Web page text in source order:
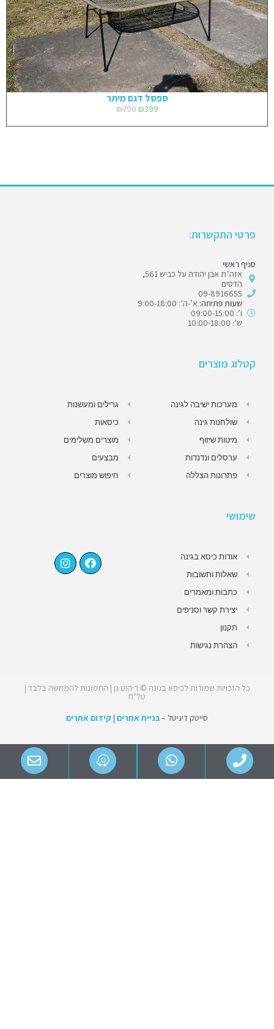
ספסל דגם מיתר
₪790 ₪399
פרטי התקשרות:
סניף ראשי
אזה״ת אבן יהודה על כביש 561,
הדסים
09-8916655
שעות פתיחה: א’-ה’: 9:00-18:00
ו’: 09:00-15:00
ש’: 10:00-18:00
קטלוג מוצרים
מערכות ישיבה לגינה
שולחנות גינה
מיטות שיזוף
ערסלים ונדנדות
פתרונות הצללה
גרילים ומעשנות
כיסאות
מוצרים משלימים
מבצעים
חיפוש מוצרים
שימושי
אודות כיסא בגינה
שאלות ותשובות
כתבות ומאמרים
יצירת קשר וסניפים
תקנון
הצהרת נגישות
כל הזכויות שמורות לכיסא בגינה © ריהוט גן | התמונות להמחשה בלבד |
טל"ח
סייטק דיגיטל –בניית אתרים | קידום אתרים